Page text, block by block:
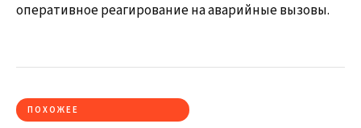
оперативное реагирование на аварийные вызовы.
ПОХОЖЕЕ